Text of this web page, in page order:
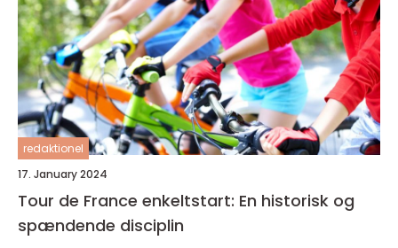
redaktionel
17. January 2024
Tour de France enkeltstart: En historisk og
spændende disciplin